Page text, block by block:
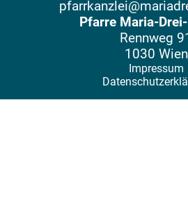
Pfarre Maria-
Rennweg
1030 Wien
Impressum